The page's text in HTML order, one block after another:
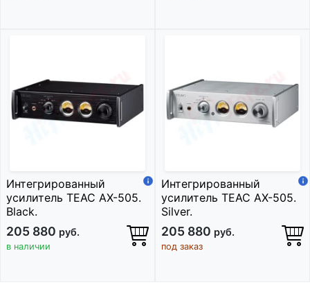
Интегрированный
усилитель TEAC AX-505.
Black.
205 880 руб.
в наличии
Интегрированный
усилитель TEAC AX-505.
Silver.
205 880 руб.
под заказ